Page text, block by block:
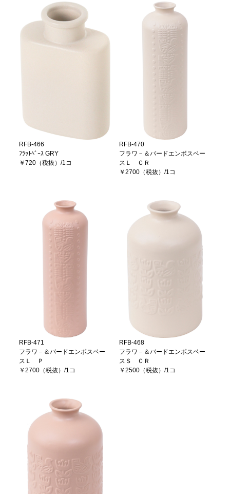
RFB-466
ﾌﾗｯﾄﾍﾞｰｽ GRY
￥720（税抜）/1コ
RFB-470
フラワ－＆バードエンボスベー
スＬ ＣＲ
￥2700（税抜）/1コ
RFB-471
フラワ－＆バードエンボスベー
スＬ Ｐ
￥2700（税抜）/1コ
RFB-468
フラワ－＆バードエンボスベー
スＳ ＣＲ
￥2500（税抜）/1コ